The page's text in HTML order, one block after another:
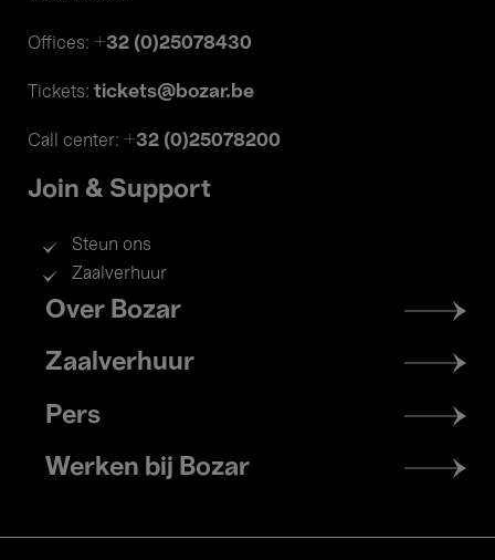
Offices: +32 (0)25078430
Tickets: tickets@bozar.be
Call center: +32 (0)25078200
Join & Support
Steun ons
Zaalverhuur
Footer
menu
Over Bozar
Zaalverhuur
Pers
Werken bij Bozar